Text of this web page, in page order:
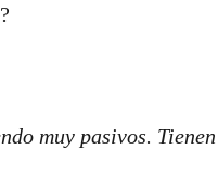
muy pasivos.